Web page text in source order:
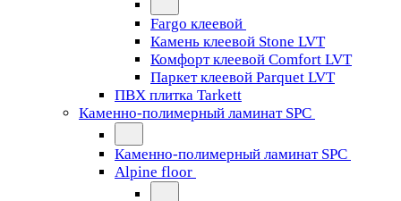
Fargo клеевой
Камень клеевой Stone LVT
Комфорт клеевой Comfort LVT
Паркет клеевой Parquet LVT
ПВХ плитка Tarkett
Каменно-полимерный ламинат SPC
Каменно-полимерный ламинат SPC
Alpine floor